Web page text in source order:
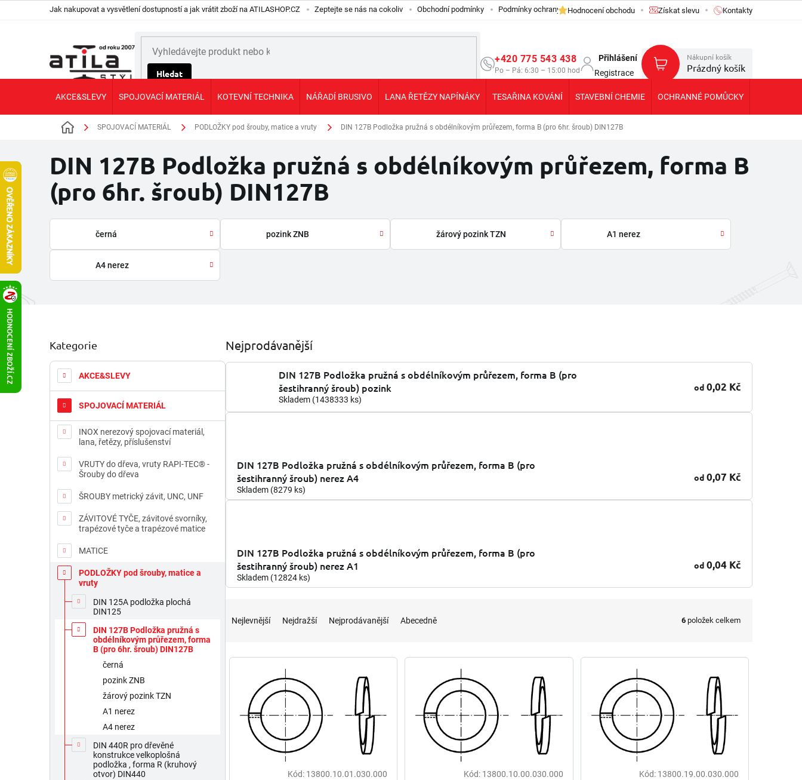
Jak nakupovat a vysvětlení dostupností a jak vrátit zboží na ATILASHOP.CZ Zeptejte se nás na cokoliv Obchodní podmínky Podmínky ochrany osobních údajů GDPR
Hodnocení obchodu Získat slevu Kontakty
Hledat
+420 775 543 438
Po – Pá: 6:30 – 15:00 hod
Přihlášení
Registrace
Nákupní košík
Prázdný košík
AKCE&SLEVY SPOJOVACÍ MATERIÁL KOTEVNÍ TECHNIKA NÁŘADÍ BRUSIVO LANA ŘETĚZY NAPÍNÁKY TESAŘINA KOVÁNÍ STAVEBNÍ CHEMIE OCHRANNÉ POMŮCKY
Domů SPOJOVACÍ MATERIÁL PODLOŽKY pod šrouby, matice a vruty DIN 127B Podložka pružná s obdélníkovým průřezem, forma B (pro 6hr. šroub) DIN127B
DIN 127B Podložka pružná s obdélníkovým průřezem, forma B
(pro 6hr. šroub) DIN127B
černá pozink ZNB žárový pozink TZN A1 nerez
A4 nerez
o
s
r
Přeskočit
kategorie
Kategorie
AKCE&SLEVY
SPOJOVACÍ MATERIÁL
INOX nerezový spojovací materiál,
lana, řetězy, příslušenství
VRUTY do dřeva, vruty RAPI-TEC® -
Šrouby do dřeva
ŠROUBY metrický závit, UNC, UNF
ZÁVITOVÉ TYČE, závitové svorníky,
trapézové tyče a trapézové matice
MATICE
PODLOŽKY pod šrouby, matice a
vruty
DIN 125A podložka plochá
DIN125
DIN 127B Podložka pružná s
obdélníkovým průřezem, forma
B (pro 6hr. šroub) DIN127B
černá
pozink ZNB
žárový pozink TZN
A1 nerez
A4 nerez
DIN 440R pro dřevěné
konstrukce velkoplošná
podložka , forma R (kruhový
otvor) DIN440
Nejprodávanější
DIN 127B Podložka pružná s obdélníkovým průřezem, forma B (pro
šestihranný šroub) pozink
Skladem (1438333 ks)
od 0,02 Kč
DIN 127B Podložka pružná s obdélníkovým průřezem, forma B (pro
šestihranný šroub) nerez A4
Skladem (8279 ks)
od 0,07 Kč
DIN 127B Podložka pružná s obdélníkovým průřezem, forma B (pro
šestihranný šroub) nerez A1
Skladem (12824 ks)
od 0,04 Kč
n
Nejlevnější Nejdražší Nejprodávanější Abecedně 6 položek celkem
V
Kód: 13800.10.01.030.000 Kód: 13800.10.00.030.000 Kód: 13800.19.00.030.000